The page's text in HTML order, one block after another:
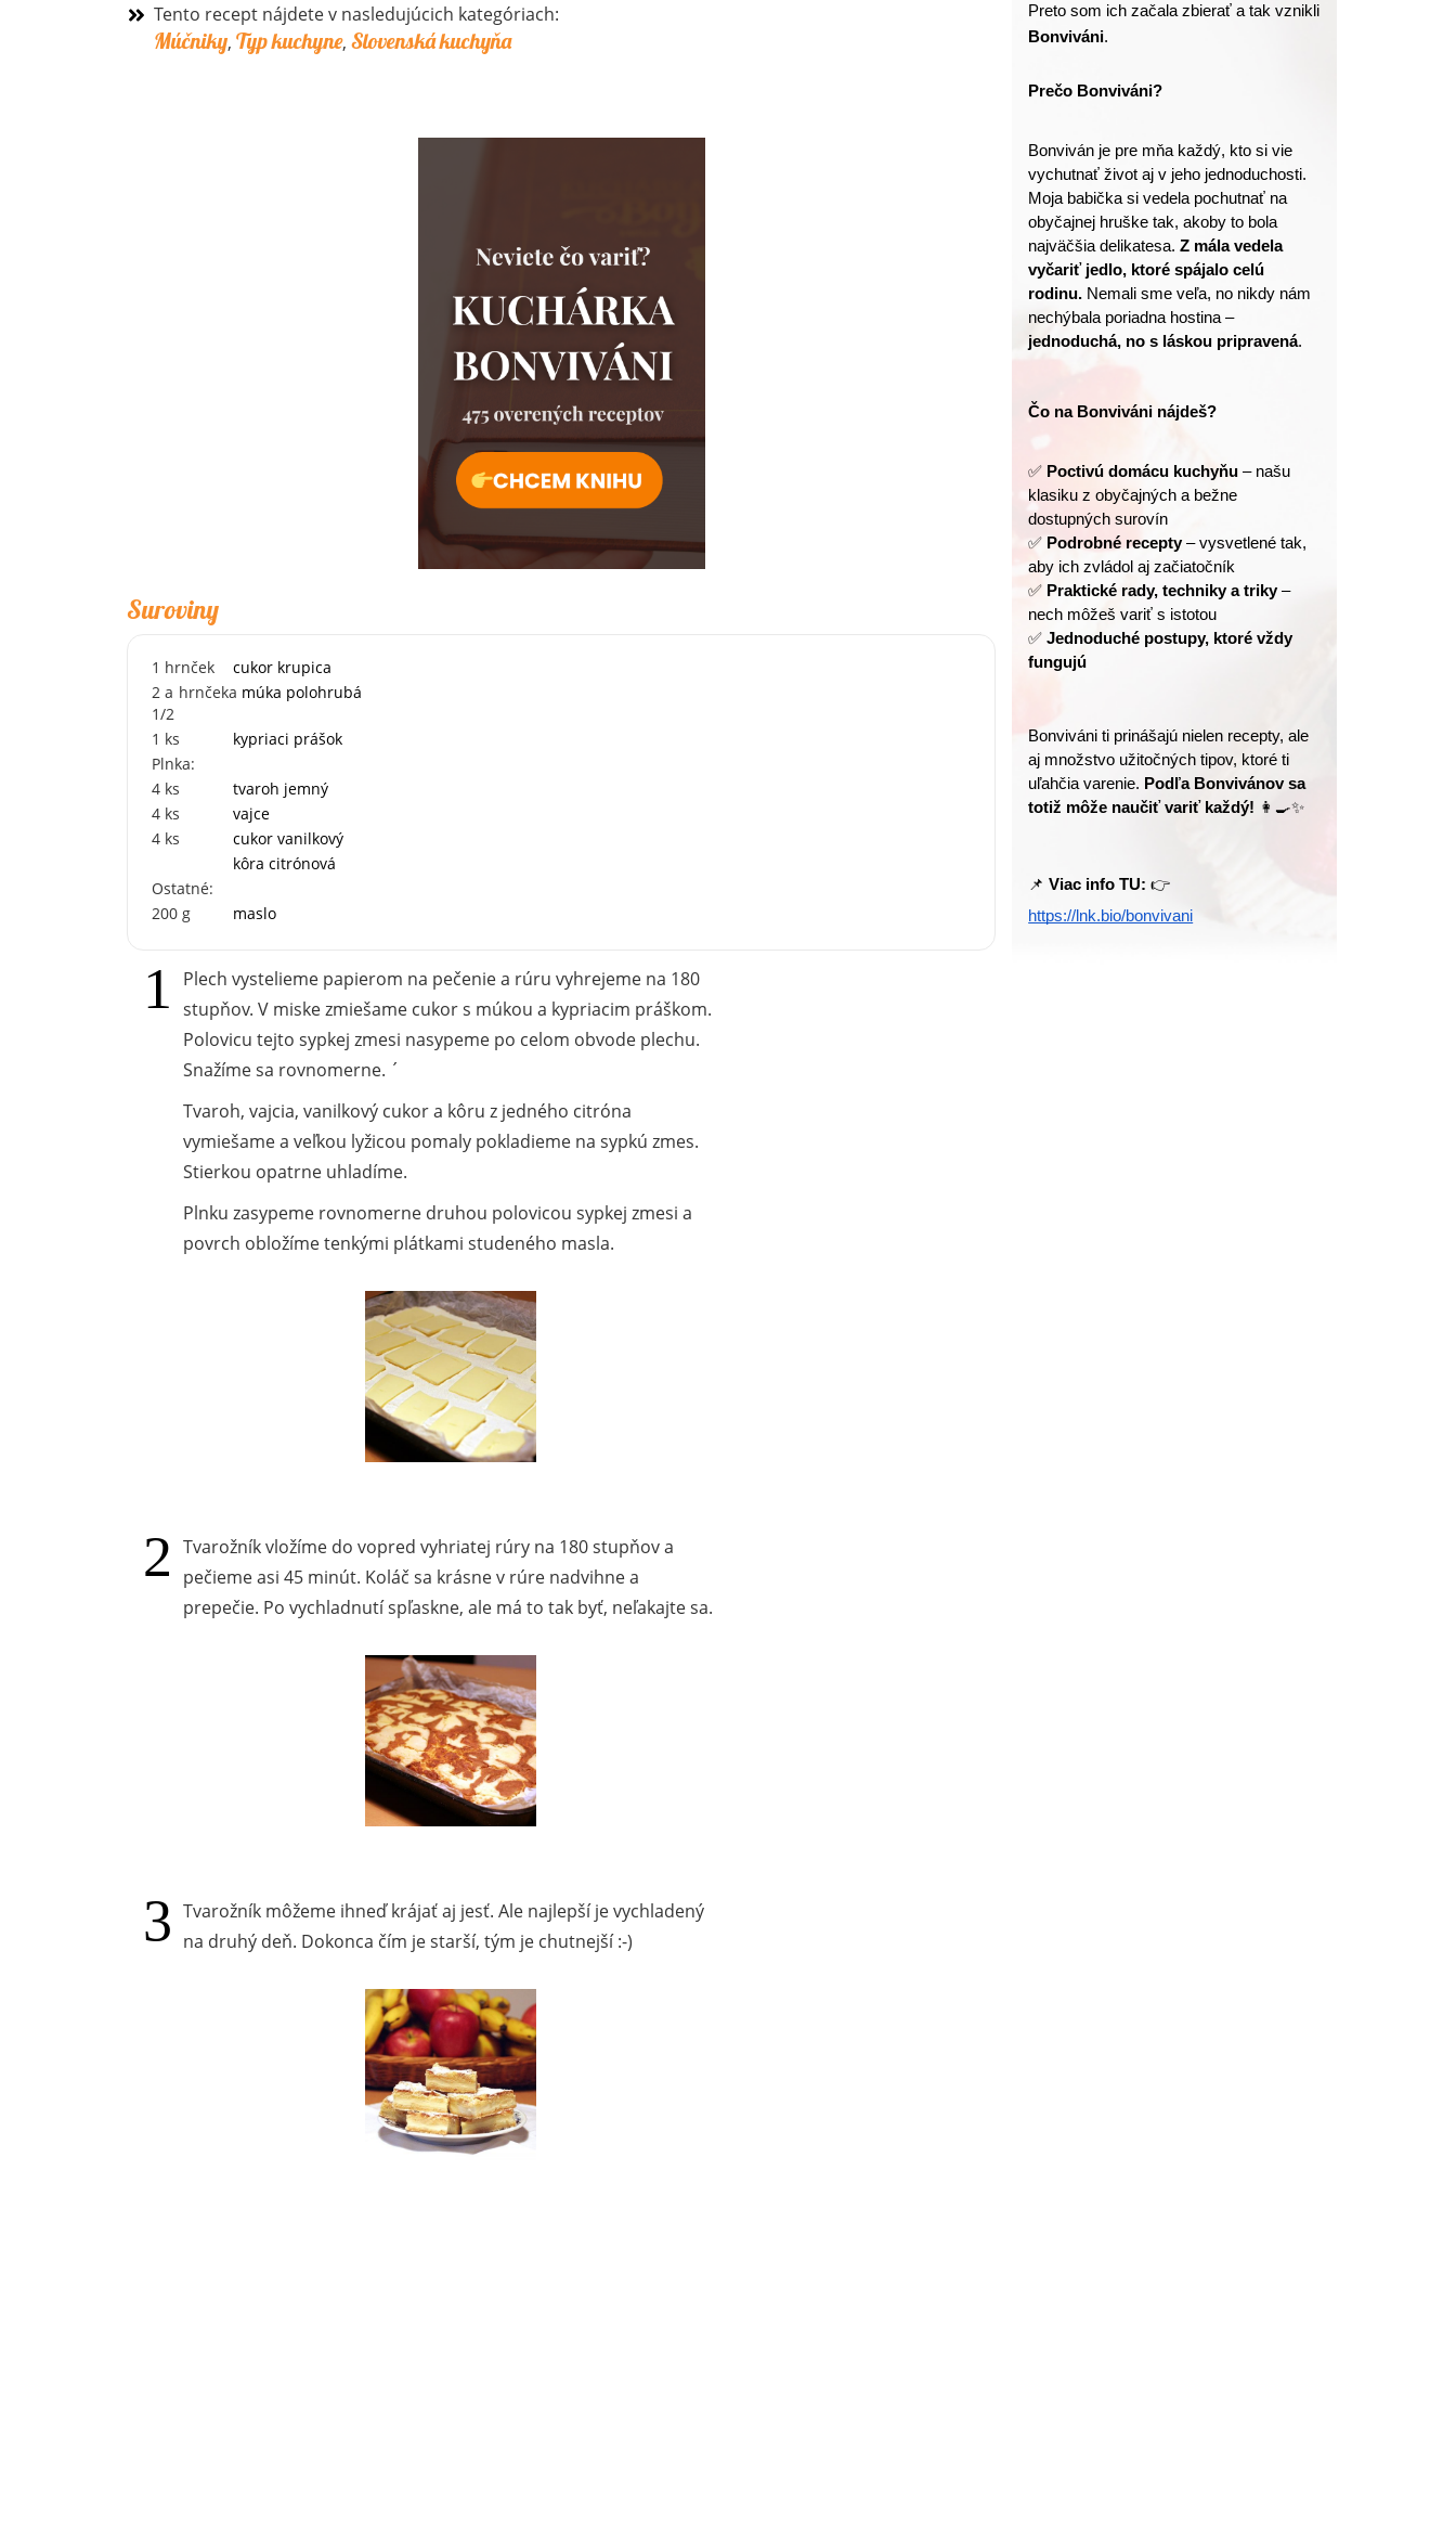
Tento recept nájdete v nasledujúcich kategóriach:
Múčniky, Typ kuchyne, Slovenská kuchyňa
Suroviny
1 hrnček
cukor krupica
2 a
1/2
hrnčeka múka polohrubá
1 ks
kypriaci prášok
Plnka:
4 ks
tvaroh jemný
4 ks
vajce
4 ks
cukor vanilkový
kôra citrónová
Ostatné:
200 g maslo
Plech vystelieme papierom na pečenie a rúru vyhrejeme na 180
stupňov. V miske zmiešame cukor s múkou a kypriacim práškom.
Polovicu tejto sypkej zmesi nasypeme po celom obvode plechu.
Snažíme sa rovnomerne. ´
Tvaroh, vajcia, vanilkový cukor a kôru z jedného citróna
vymiešame a veľkou lyžicou pomaly pokladieme na sypkú zmes.
Stierkou opatrne uhladíme.
Plnku zasypeme rovnomerne druhou polovicou sypkej zmesi a
povrch obložíme tenkými plátkami studeného masla.
Tvarožník vložíme do vopred vyhriatej rúry na 180 stupňov a
pečieme asi 45 minút. Koláč sa krásne v rúre nadvihne a
prepečie. Po vychladnutí spľaskne, ale má to tak byť, neľakajte sa.
Tvarožník môžeme ihneď krájať aj jesť. Ale najlepší je vychladený
na druhý deň. Dokonca čím je starší, tým je chutnejší :-)
Bonviváni.
Prečo Bonviváni?
Bonviván je pre mňa každý, kto si vie
vychutnať život aj v jeho jednoduchosti.
Moja babička si vedela pochutnať na
obyčajnej hruške tak, akoby to bola
najväčšia delikatesa. Z mála vedela
vyčariť jedlo, ktoré spájalo celú
rodinu. Nemali sme veľa, no nikdy nám
nechýbala poriadna hostina –
jednoduchá, no s láskou pripravená.
Čo na Bonviváni nájdeš?
✅ Poctivú domácu kuchyňu – našu
klasiku z obyčajných a bežne
dostupných surovín
✅ Podrobné recepty – vysvetlené tak,
aby ich zvládol aj začiatočník
✅ Praktické rady, techniky a triky –
nech môžeš variť s istotou
✅ Jednoduché postupy, ktoré vždy
fungujú
Bonviváni ti prinášajú nielen recepty, ale
aj množstvo užitočných tipov, ktoré ti
uľahčia varenie. Podľa Bonvivánov sa
totiž môže naučiť variť každý! 👩‍🍳✨
📌 Viac info TU:
https://lnk.bio/bonvivani